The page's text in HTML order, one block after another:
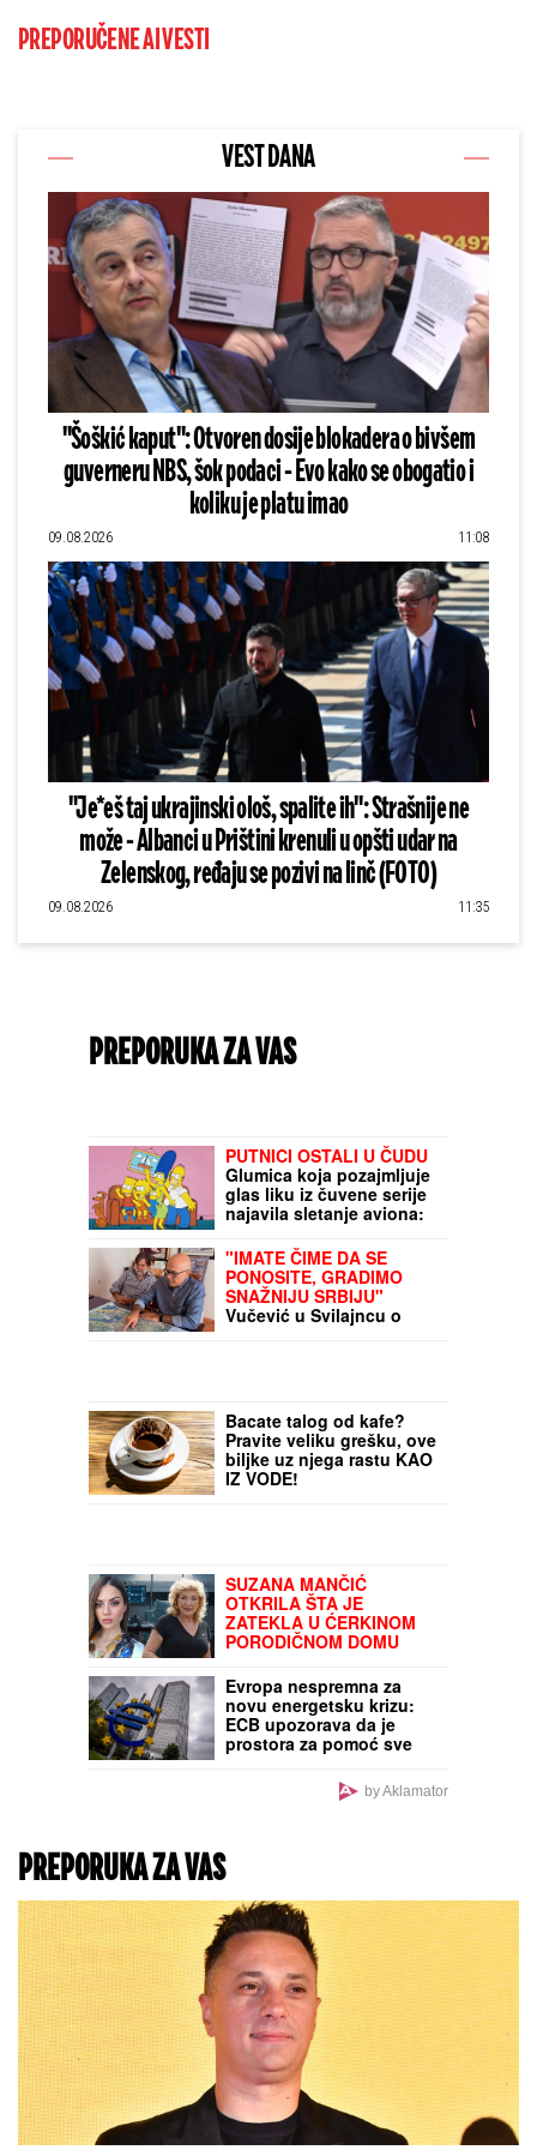
PREPORUČENE AI VESTI
VEST DANA
"Šoškić kaput": Otvoren dosije blokadera o bivšem
guverneru NBS, šok podaci - Evo kako se obogatio i
koliku je platu imao
09.08.2026 11:08
"Je*eš taj ukrajinski ološ, spalite ih": Strašnije ne
može - Albanci u Prištini krenuli u opšti udar na
Zelenskog, ređaju se pozivi na linč (FOTO)
09.08.2026 11:35
PREPORUKA ZA VAS
PUTNICI OSTALI U ČUDU
Glumica koja pozajmljuje
glas liku iz čuvene serije
najavila sletanje aviona:
Vučević u Svilajncu o
planovima za razvoj
opštine i bolji život
građana (FOTO)
Bacate talog od kafe?
Pravite veliku grešku, ove
biljke uz njega rastu KAO
IZ VODE!